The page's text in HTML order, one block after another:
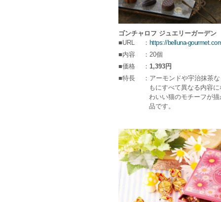
ゴンチャロフ ジュエリーガーデン
■URL
： https://belluna-
■内容
：20個
■価格
： 1,393円
■特長
：アーモンドや宇治抹茶
もにすべて異なる内容に
わいい猫のモチーフが描
品です。